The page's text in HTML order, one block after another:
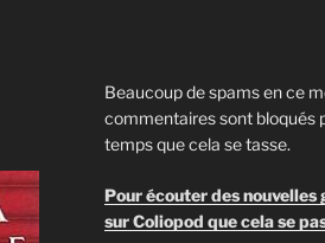
Beaucoup de spams en ce
commentaires sont bloqués
temps que cela se tasse.
Pour écouter des nouvelles
sur Coliopod que cela se